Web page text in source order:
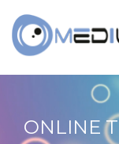
ONLINE